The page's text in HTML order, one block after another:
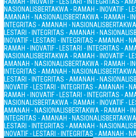
NASIONALISBERTAKWA - RAMAH - INOVATIF -
AMANAH - NASIONALISBERTAKWA - RAMAH -
INTEGRITAS - AMANAH - NASIONALIS
LESTARI - INTEGRITAS - AMANAH - NASIONALIS
INOVATIF - LESTARI - INTEGRITAS - AMANAH -
RAMAH - INOVATIF - LESTARI - INTEGRITAS -
NASIONALISBERTAKWA - RAMAH - INOVATIF -
AMANAH - NASIONALISBERTAKWA - RAMAH -
INTEGRITAS - AMANAH - NASIONALIS
LESTARI - INTEGRITAS - AMANAH - NASIONALIS
INOVATIF - LESTARI - INTEGRITAS - AMANAH -
RAMAH - INOVATIF - LESTARI - INTEGRITAS -
NASIONALISBERTAKWA - RAMAH - INOVATIF -
AMANAH - NASIONALISBERTAKWA - RAMAH -
INTEGRITAS - AMANAH - NASIONALIS
LESTARI - INTEGRITAS - AMANAH - NASIONALIS
INOVATIF - LESTARI - INTEGRITAS - AMANAH -